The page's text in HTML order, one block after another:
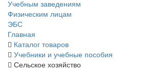
Учебным заведениям
Физическим лицам
ЭБС
Главная
Каталог товаров
Учебники и учебные пособия
Сельское хозяйство